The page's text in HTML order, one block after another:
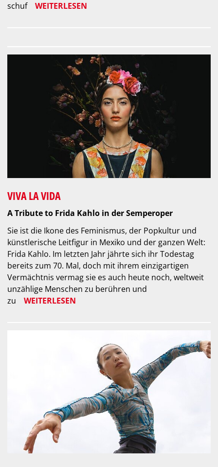
schuf
WEITERLESEN
VIVA LA VIDA
A Tribute to Frida Kahlo in der Semperoper
Sie ist die Ikone des Feminismus, der Popkultur und
künstlerische Leitfigur in Mexiko und der ganzen Welt:
Frida Kahlo. Im letzten Jahr jährte sich ihr Todestag
bereits zum 70. Mal, doch mit ihrem einzigartigen
Vermächtnis vermag sie es auch heute noch, weltweit
unzählige Menschen zu berühren und
zu
WEITERLESEN